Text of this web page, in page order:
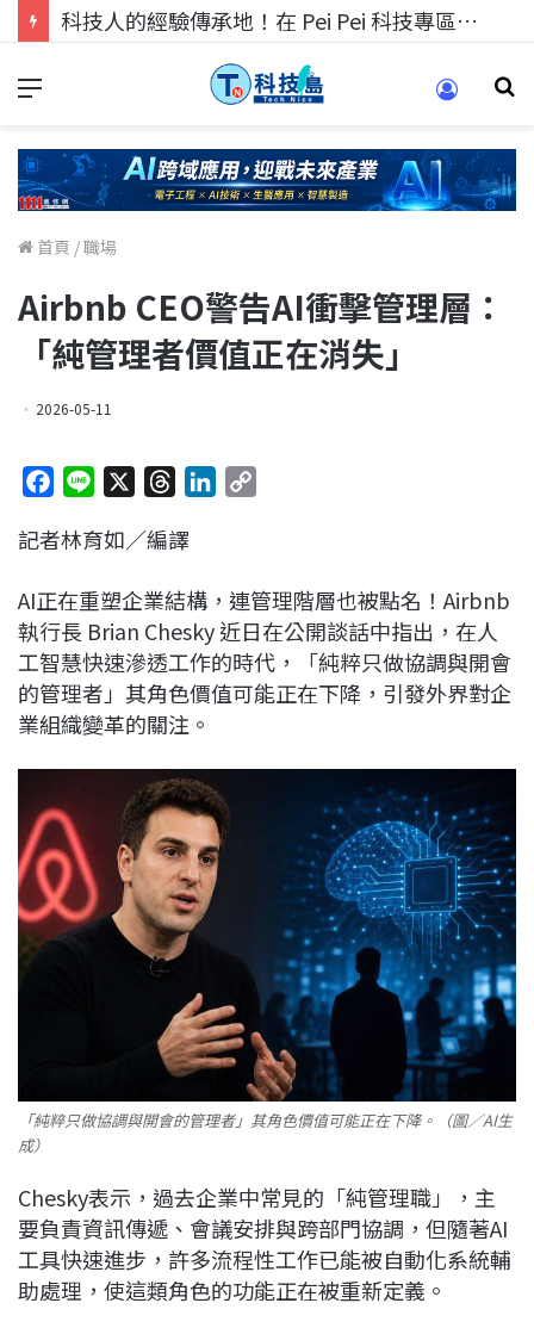
科技人的經驗傳承地！在 Pei Pei 科技專區，與學弟妹交流最硬核的技術
首頁 /職場
Airbnb CEO警告AI衝擊管理層：
「純管理者價值正在消失」
2026-05-11
c
b
o
o
k
n
r
a
d
s
e
d
I
n
L
i
n
k
記者林育如／編譯
AI正在重塑企業結構，連管理階層也被點名！Airbnb
執行長 Brian Chesky 近日在公開談話中指出，在人
工智慧快速滲透工作的時代，「純粹只做協調與開會
的管理者」其角色價值可能正在下降，引發外界對企
業組織變革的關注。
「純粹只做協調與開會的管理者」其角色價值可能正在下降。（圖／AI生
成）
Chesky表示，過去企業中常見的「純管理職」，主
要負責資訊傳遞、會議安排與跨部門協調，但隨著AI
工具快速進步，許多流程性工作已能被自動化系統輔
助處理，使這類角色的功能正在被重新定義。